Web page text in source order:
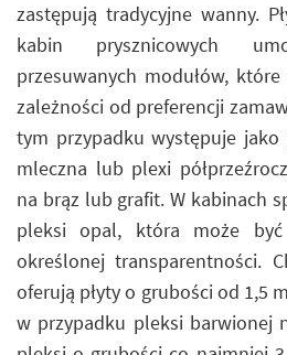
zastępują tradycyjne wanny.
kabin prysznicowych
przesuwanych modułów,
zależności od preferencji
tym przypadku występuje
mleczna lub plexi
na brąz lub grafit. W kabinach
pleksi opal, która może
określonej transparentności.
oferują płyty o grubości od 1,5
w przypadku pleksi barwionej